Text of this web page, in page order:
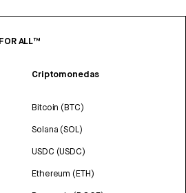
ALL™
Criptomonedas
Bitcoin (BTC)
Solana (SOL)
USDC (USDC)
Ethereum (ETH)